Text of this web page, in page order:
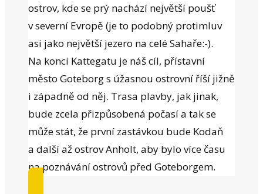
ostrov, kde se prý nachází největší poušť
v severní Evropě (je to podobný protimluv
asi jako největší jezero na celé Sahaře:-).
Na konci Kattegatu je náš cíl, přístavní
město Goteborg s úžasnou ostrovní říší jižně
i západně od něj. Trasa plavby, jak jinak,
bude zcela přizpůsobená počasí a tak se
může stát, že první zastávkou bude Kodaň
a další až ostrov Anholt, aby bylo více času
na poznávání ostrovů před Goteborgem.